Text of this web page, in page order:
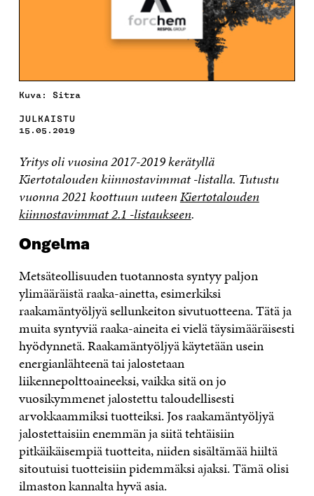
Kuva: Sitra
JULKAISTU
15.05.2019
Yritys oli vuosina 2017-2019 kerätyllä
Kiertotalouden kiinnostavimmat -listalla. Tutustu
vuonna 2021 koottuun uuteenKiertotalouden
kiinnostavimmat 2.1 -listaukseen.
Ongelma
Metsäteollisuuden tuotannosta syntyy paljon
ylimääräistä raaka-ainetta, esimerkiksi
raakamäntyöljyä sellunkeiton sivutuotteena. Tätä ja
muita syntyviä raaka-aineita ei vielä täysimääräisesti
hyödynnetä. Raakamäntyöljyä käytetään usein
energianlähteenä tai jalostetaan
liikennepolttoaineeksi, vaikka sitä on jo
vuosikymmenet jalostettu taloudellisesti
arvokkaammiksi tuotteiksi. Jos raakamäntyöljyä
jalostettaisiin enemmän ja siitä tehtäisiin
pitkäikäisempiä tuotteita, niiden sisältämää hiiltä
sitoutuisi tuotteisiin pidemmäksi ajaksi. Tämä olisi
ilmaston kannalta hyvä asia.